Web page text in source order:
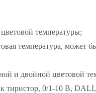
температуры;
температура,
и двойной цветовой
тиристор, 0/1-10 В,